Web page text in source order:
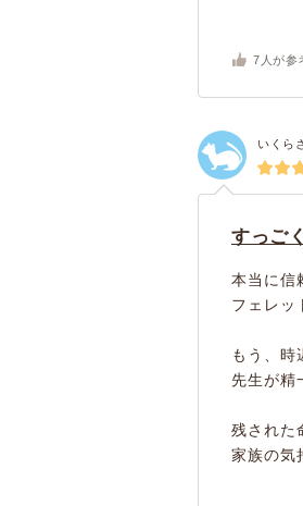
7 人が参
いくら
すっご
本当に信
フェレッ
もう、時
先生が精
残された
家族の気